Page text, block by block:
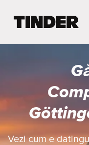
T
n
d
e
r
Vezi cum e